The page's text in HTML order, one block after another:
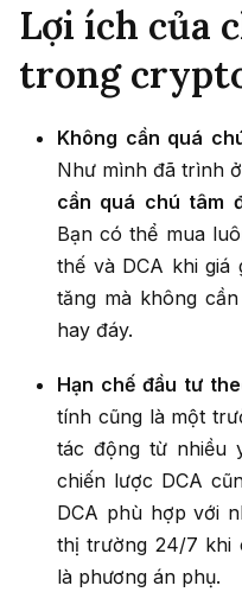
Lợi ích của
trong
Không cần quá
Như mình đã trình
cần quá chú tâm
Bạn có thể mua
thế và DCA khi giá
tăng mà không
hay đáy.
Hạn chế đầu tư
tính cũng là một
tác động từ nhiều
chiến lược DCA
DCA phù hợp với
thị trường 24/7 khi
là phương án phụ.